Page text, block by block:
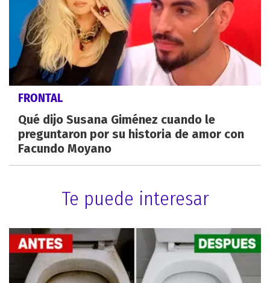
FRONTAL
Qué dijo Susana Giménez cuando le
preguntaron por su historia de amor con
Facundo Moyano
Te puede interesar